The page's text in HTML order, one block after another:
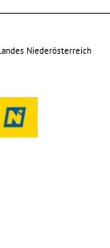
Niederösterreich